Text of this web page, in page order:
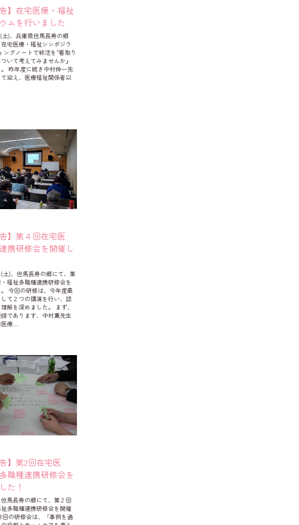
】在宅医療・福祉
ムを行いました
(土)、兵庫県但馬長寿の郷
宅医療・福祉シンポジウ
ングノートで終活を”看取り
いて考えてみませんか』
昨年度に続き中村伸一先
迎え、医療福祉関係者以
】第４回在宅医
携研修会を開催し
(土)、但馬長寿の郷にて、第
福祉多職種連携研修会を
今回の研修は、今年度最
て２つの講演を行い、認
解を深めました。 まず、
であります、中村薫先生
医療…
】第2回在宅医
職種連携研修会を
た！
但馬長寿の郷にて、第２回
多職種連携研修会を開催
回の研修会は、「事例を通